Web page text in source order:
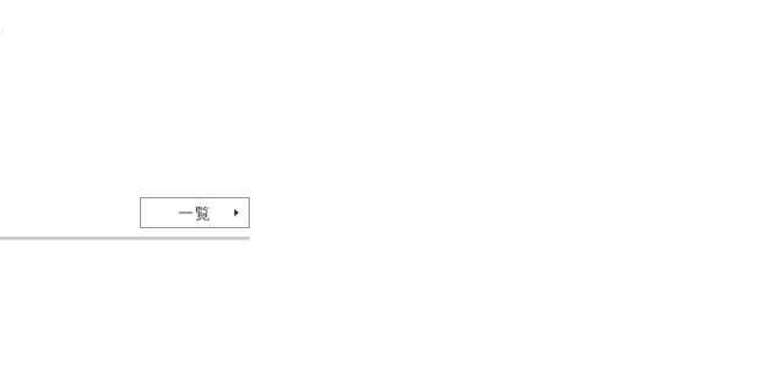
一覧